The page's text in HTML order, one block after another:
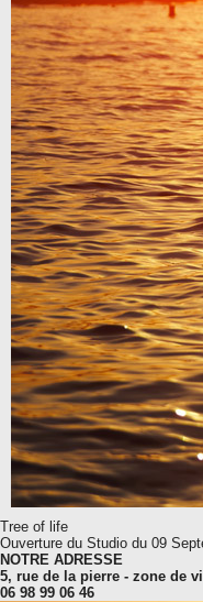
Tree of life
Ouverture du Studio du 09
NOTRE ADRESSE
5, rue de la pierre - zone de
06 98 99 06 46